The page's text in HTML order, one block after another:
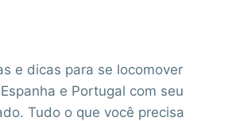
e dicas para se locomover
e Portugal com seu
Tudo o que você precisa